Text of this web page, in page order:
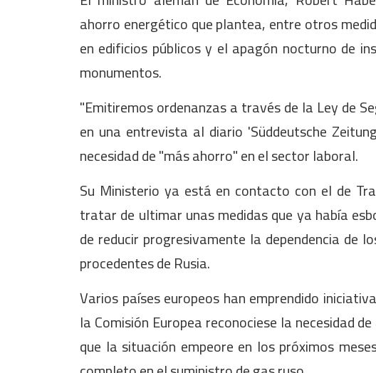
ahorro energético que plantea, entre otros
en edificios públicos y el apagón nocturno de
monumentos.
"Emitiremos ordenanzas a través de la Ley de
en una entrevista al diario 'Süddeutsche
necesidad de "más ahorro" en el sector laboral.
Su Ministerio ya está en contacto con el de
tratar de ultimar unas medidas que ya había
de reducir progresivamente la dependencia de
procedentes de Rusia.
Varios países europeos han emprendido
la Comisión Europea reconociese la necesidad
que la situación empeore en los próximos